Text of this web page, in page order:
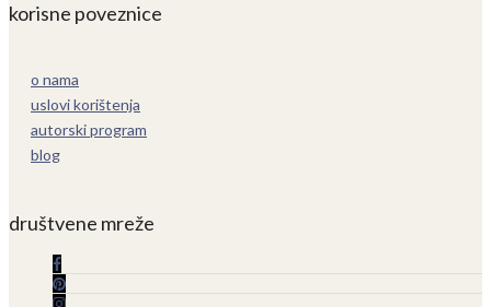
korisne poveznice
o nama
uslovi korištenja
autorski program
blog
društvene mreže